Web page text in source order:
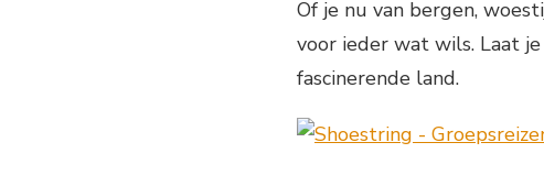
Of je nu van bergen,
voor ieder wat wils. Laat
fascinerende land.